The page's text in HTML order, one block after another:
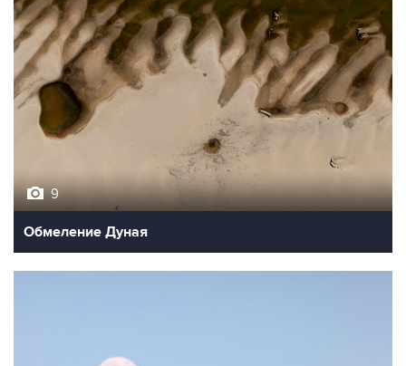
9
Обмеление Дуная